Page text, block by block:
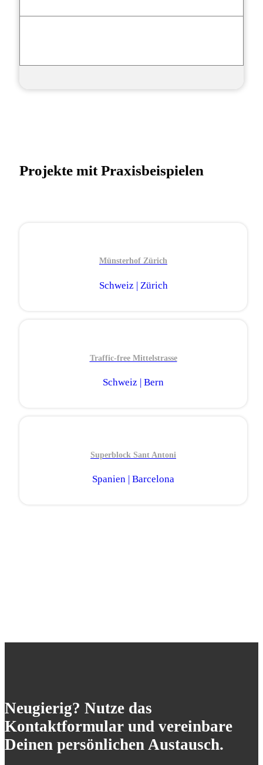
Projekte mit Praxisbeispielen
Münsterhof Zürich
Schweiz | Zürich
Traffic-free Mittelstrasse
Schweiz | Bern
Superblock Sant Antoni
Spanien | Barcelona
Neugierig? Nutze das
Kontaktformular und vereinbare
Deinen persönlichen Austausch.